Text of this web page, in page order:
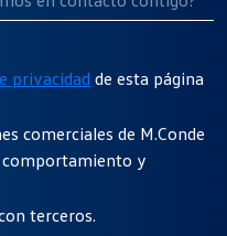
privacidad de esta página
comerciales de M.Conde
comportamiento y
terceros.